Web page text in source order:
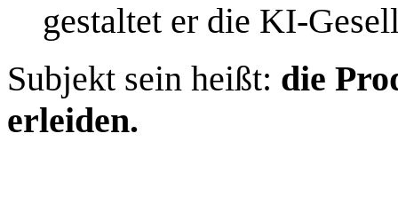
gestaltet er die
Subjekt sein heißt: die
erleiden.